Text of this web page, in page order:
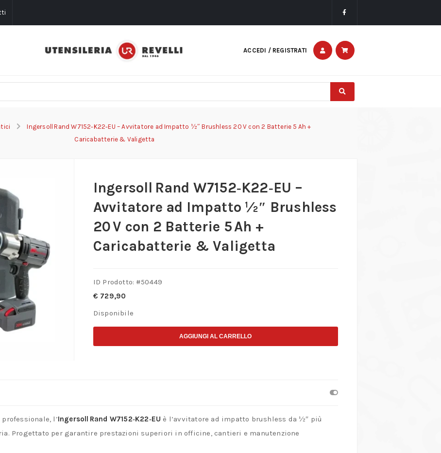
ACCEDI / REGISTRATI
Ingersoll Rand W7152‑K22‑EU – Avvitatore ad Impatto ½″ Brushless 20 V con 2 Batterie 5 Ah +
Caricabatterie & Valigetta
Ingersoll Rand W7152‑K22‑EU –
Avvitatore ad Impatto ½″ Brushless
20 V con 2 Batterie 5 Ah +
Caricabatterie & Valigetta
ID Prodotto: #50449
€ 729,90
Disponibile
AGGIUNGI AL CARRELLO
l’Ingersoll Rand W7152‑K22‑EU è l’avvitatore ad impatto brushless da ½″ più
Progettato per garantire prestazioni superiori in officine, cantieri e manutenzione